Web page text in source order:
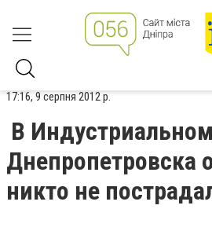
17:16, 9 серпня 2012 р.
В
Днепропетровска
никто не